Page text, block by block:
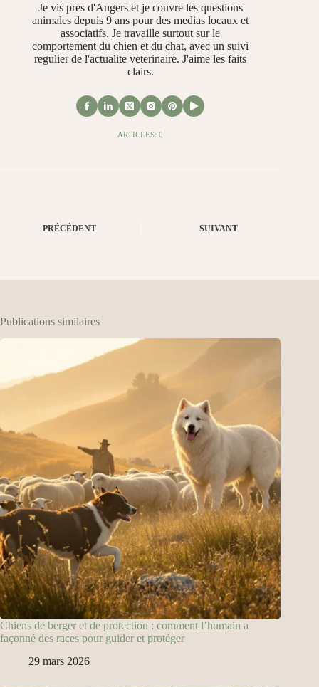
Je vis pres d'Angers et je couvre les questions
animales depuis 9 ans pour des medias locaux et
associatifs. Je travaille surtout sur le
comportement du chien et du chat, avec un suivi
regulier de l'actualite veterinaire. J'aime les faits
clairs.
ARTICLES: 0
PRÉCÉDENT SUIVANT
Publications similaires
Chiens de berger et de protection : comment l’humain a
façonné des races pour guider et protéger
29 mars 2026